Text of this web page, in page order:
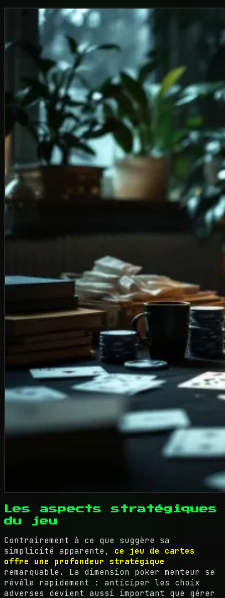
Les aspects stratégiques
du jeu
Contrairement à ce que suggère sa
simplicité apparente, ce jeu de cartes
offre une profondeur stratégique
remarquable. La dimension poker menteur se
révèle rapidement : anticiper les choix
adverses devient aussi important que gérer